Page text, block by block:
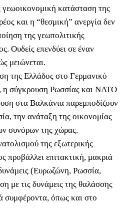
κατάσταση της
και η “θεσμική” ανεργία δεν
της γεωπολιτικής
Ουδείς επενδύει σε έναν
μειώνεται.
της Ελλάδος στο Γερμανικό
η σύγκρουση Ρωσσίας και ΝΑΤΟ
στα Βαλκάνια παρεμποδίζουν
την ανάταξη της οικονομίας
συνόρων της χώρας.
της εξωτερικής
προβάλλει επιτακτική, μακριά
(Ευρωζώνη, Ρωσσία,
με τις δυνάμεις της θαλάσσης
συμφέροντα, όπως και στο